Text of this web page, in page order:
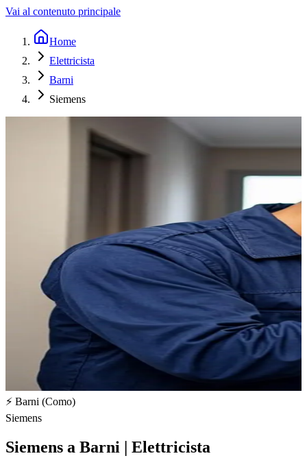
Vai al contenuto principale
Home
Elettricista
Barni
Siemens
⚡ Barni (Como)
Siemens
Siemens a Barni | Elettricista